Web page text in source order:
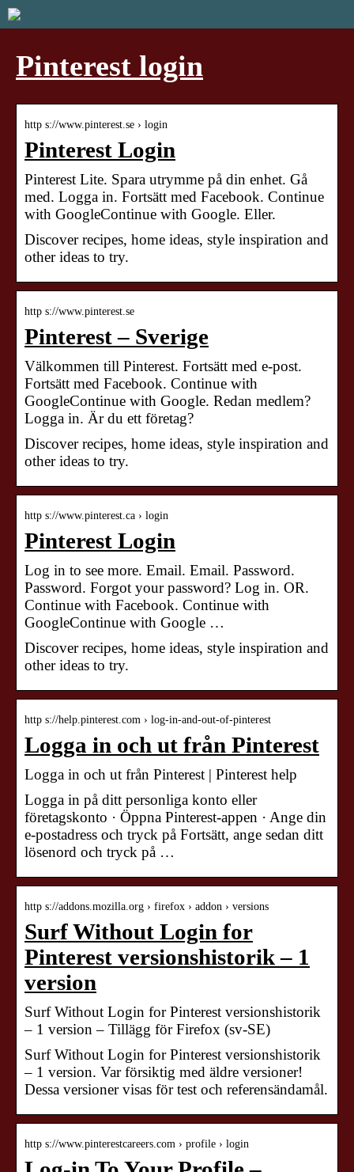
Pinterest login
http s://www.pinterest.se › login
Pinterest Login
Pinterest Lite. Spara utrymme på din enhet. Gå
med. Logga in. Fortsätt med Facebook. Continue
with GoogleContinue with Google. Eller.
Discover recipes, home ideas, style inspiration and
other ideas to try.
http s://www.pinterest.se
Pinterest – Sverige
Välkommen till Pinterest. Fortsätt med e-post.
Fortsätt med Facebook. Continue with
GoogleContinue with Google. Redan medlem?
Logga in. Är du ett företag?
Discover recipes, home ideas, style inspiration and
other ideas to try.
http s://www.pinterest.ca › login
Pinterest Login
Log in to see more. Email. Email. Password.
Password. Forgot your password? Log in. OR.
Continue with Facebook. Continue with
GoogleContinue with Google …
Discover recipes, home ideas, style inspiration and
other ideas to try.
http s://help.pinterest.com › log-in-and-out-of-pinterest
Logga in och ut från Pinterest
Logga in och ut från Pinterest | Pinterest help
Logga in på ditt personliga konto eller
företagskonto · Öppna Pinterest-appen · Ange din
e-postadress och tryck på Fortsätt, ange sedan ditt
lösenord och tryck på …
http s://addons.mozilla.org › firefox › addon › versions
Surf Without Login for
Pinterest versionshistorik – 1
version
Surf Without Login for Pinterest versionshistorik
– 1 version – Tillägg för Firefox (sv-SE)
Surf Without Login for Pinterest versionshistorik
– 1 version. Var försiktig med äldre versioner!
Dessa versioner visas för test och referensändamål.
http s://www.pinterestcareers.com › profile › login